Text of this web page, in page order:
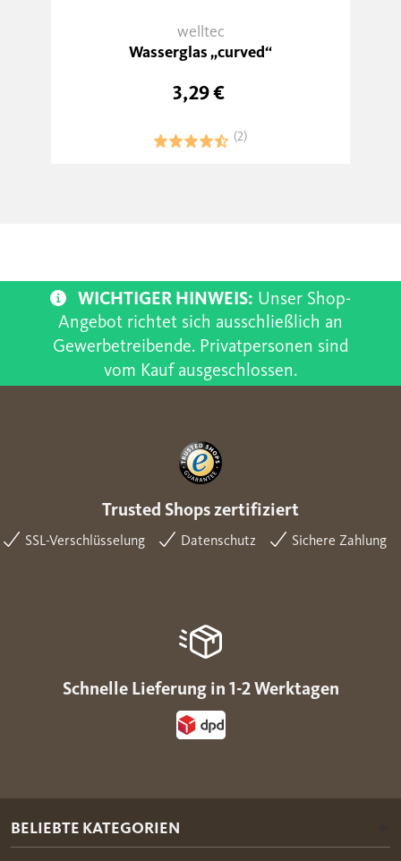
welltec
Wasserglas „curved“
3,29 €
(2)
WICHTIGER HINWEIS: Unser Shop-
Angebot richtet sich ausschließlich an
Gewerbetreibende. Privatpersonen sind
vom Kauf ausgeschlossen.
Trusted Shops zertifiziert
SSL-Verschlüsselung Datenschutz Sichere Zahlung
Schnelle Lieferung in 1-2 Werktagen
BELIEBTE KATEGORIEN